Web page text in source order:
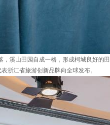
山田园自成一格，形成柯城良好
浙江省旅游创新品牌向全球发布。